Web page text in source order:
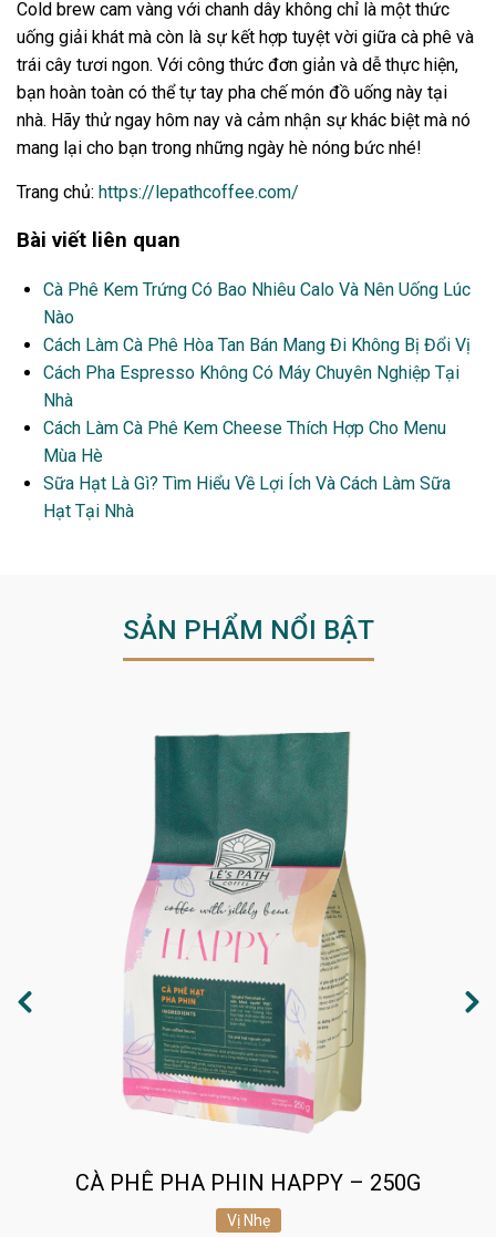
Cold brew cam vàng với chanh dây không chỉ là một thức
uống giải khát mà còn là sự kết hợp tuyệt vời giữa cà phê và
trái cây tươi ngon. Với công thức đơn giản và dễ thực hiện,
bạn hoàn toàn có thể tự tay pha chế món đồ uống này tại
nhà. Hãy thử ngay hôm nay và cảm nhận sự khác biệt mà nó
mang lại cho bạn trong những ngày hè nóng bức nhé!
Trang chủ: https://lepathcoffee.com/
Bài viết liên quan
Cà Phê Kem Trứng Có Bao Nhiêu Calo Và Nên Uống Lúc
Nào
Cách Làm Cà Phê Hòa Tan Bán Mang Đi Không Bị Đổi Vị
Cách Pha Espresso Không Có Máy Chuyên Nghiệp Tại
Nhà
Cách Làm Cà Phê Kem Cheese Thích Hợp Cho Menu
Mùa Hè
Sữa Hạt Là Gì? Tìm Hiểu Về Lợi Ích Và Cách Làm Sữa
Hạt Tại Nhà
SẢN PHẨM NỔI BẬT
CÀ PHÊ PHA PHIN HAPPY – 250G
Vị Nhẹ